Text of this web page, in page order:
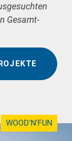
Gesamt-
WOOD'N'FUN